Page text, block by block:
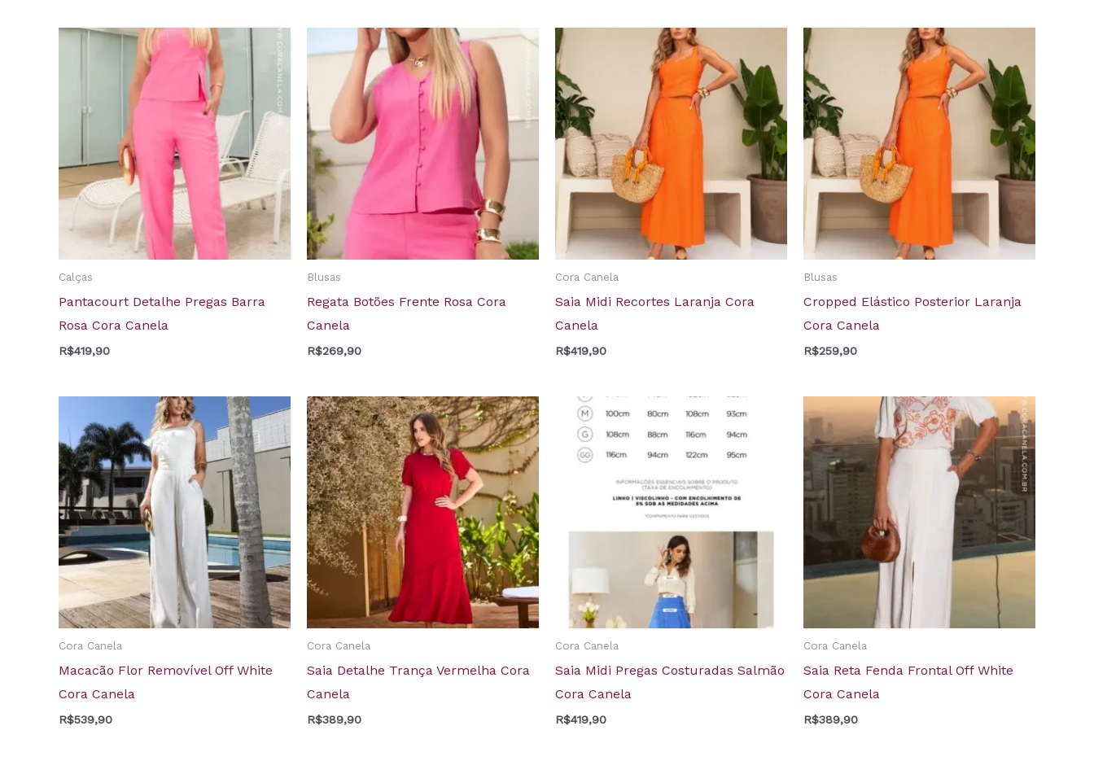
Calças
Pantacourt Detalhe Pregas Barra
Rosa Cora Canela
R$419,90
Blusas
Regata Botões Frente Rosa Cora
Canela
R$269,90
Cora Canela
Saia Midi Recortes Laranja Cora
Canela
R$419,90
Blusas
Cropped Elástico Posterior Laranja
Cora Canela
R$259,90
Cora Canela
Macacão Flor Removível Off White
Cora Canela
R$539,90
Cora Canela
Saia Detalhe Trança Vermelha Cora
Canela
R$389,90
Cora Canela
Saia Midi Pregas Costuradas Salmão
Cora Canela
R$419,90
Cora Canela
Saia Reta Fenda Frontal Off White
Cora Canela
R$389,90